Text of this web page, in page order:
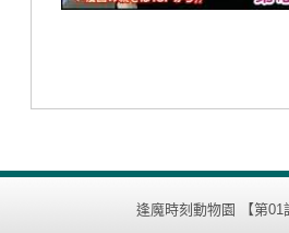
逢魔時刻動物園 【第01